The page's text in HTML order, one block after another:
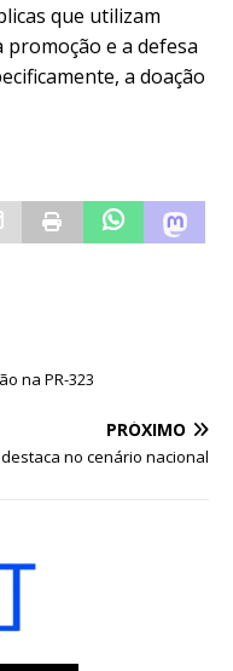
que utilizam
e a defesa
a doação
na PR-323
PRÓXIMO
no cenário nacional